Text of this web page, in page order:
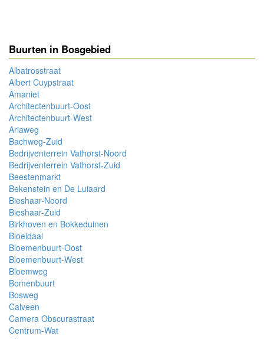
Buurten in Bosgebied
Albatrosstraat
Albert Cuypstraat
Amaniet
Architectenbuurt-Oost
Architectenbuurt-West
Ariaweg
Bachweg-Zuid
Bedrijventerrein Vathorst-Noord
Bedrijventerrein Vathorst-Zuid
Beestenmarkt
Bekenstein en De Luiaard
Bieshaar-Noord
Bieshaar-Zuid
Birkhoven en Bokkeduinen
Bloeidaal
Bloemenbuurt-Oost
Bloemenbuurt-West
Bloemweg
Bomenbuurt
Bosweg
Calveen
Camera Obscurastraat
Centrum-Wat